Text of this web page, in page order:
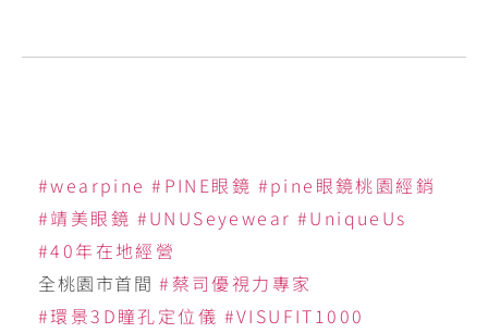
#wearpine #PINE眼鏡 #pine眼鏡桃園經銷
#靖美眼鏡 #UNUSeyewear #UniqueUs
#40年在地經營
全桃園市首間#蔡司優視力專家
#環景3D瞳孔定位儀 #VISUFIT1000